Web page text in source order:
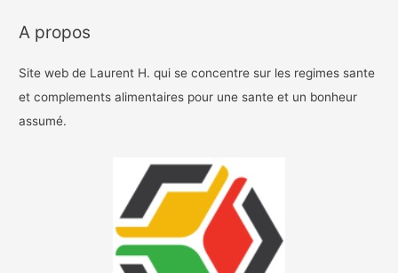
A propos
Site web de Laurent H. qui se concentre sur les regimes sante
et complements alimentaires pour une sante et un bonheur
assumé.